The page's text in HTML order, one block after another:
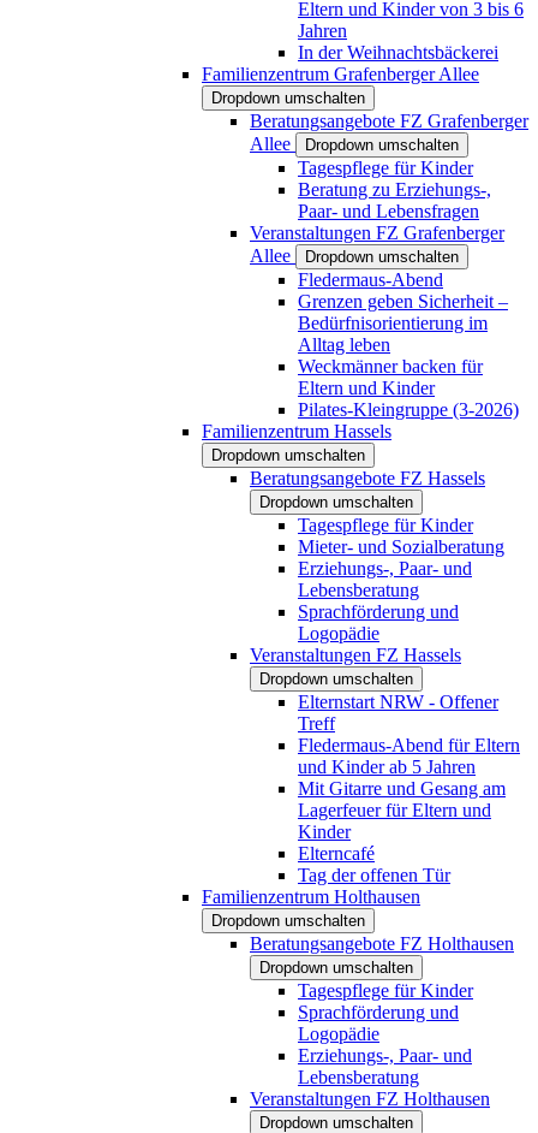
Eltern und Kinder von 3 bis 6
Jahren
In der Weihnachtsbäckerei
Familienzentrum Grafenberger Allee
Dropdown umschalten
Beratungsangebote FZ Grafenberger
Allee
Dropdown umschalten
Tagespflege für Kinder
Beratung zu Erziehungs-,
Paar- und Lebensfragen
Veranstaltungen FZ Grafenberger
Allee
Dropdown umschalten
Fledermaus-Abend
Grenzen geben Sicherheit –
Bedürfnisorientierung im
Alltag leben
Weckmänner backen für
Eltern und Kinder
Pilates-Kleingruppe (3-2026)
Familienzentrum Hassels
Dropdown umschalten
Beratungsangebote FZ Hassels
Dropdown umschalten
Tagespflege für Kinder
Mieter- und Sozialberatung
Erziehungs-, Paar- und
Lebensberatung
Sprachförderung und
Logopädie
Veranstaltungen FZ Hassels
Dropdown umschalten
Elternstart NRW - Offener
Treff
Fledermaus-Abend für Eltern
und Kinder ab 5 Jahren
Mit Gitarre und Gesang am
Lagerfeuer für Eltern und
Kinder
Elterncafé
Tag der offenen Tür
Familienzentrum Holthausen
Dropdown umschalten
Beratungsangebote FZ Holthausen
Dropdown umschalten
Tagespflege für Kinder
Sprachförderung und
Logopädie
Erziehungs-, Paar- und
Lebensberatung
Veranstaltungen FZ Holthausen
Dropdown umschalten